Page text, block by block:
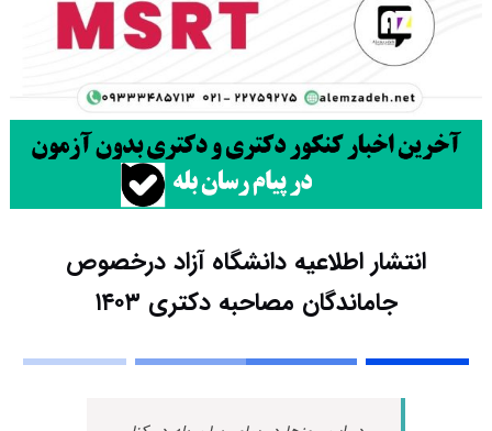
انتشار اطلاعیه دانشگاه آزاد درخصوص
جاماندگان مصاحبه دکتری ۱۴۰۳